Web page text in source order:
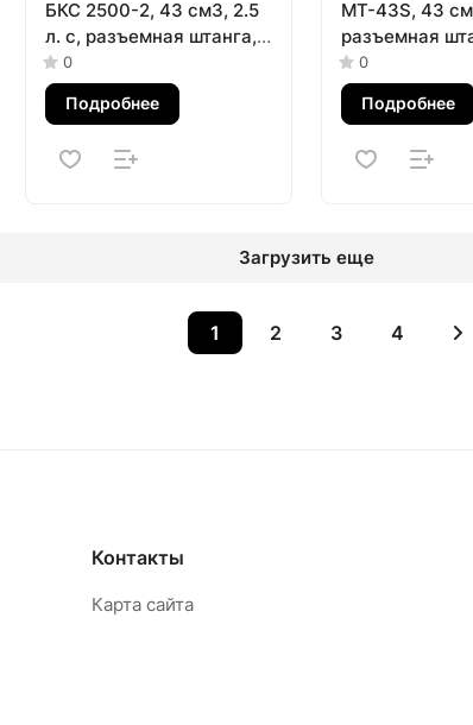
БКС 2500-2, 43 см3, 2.5
л. с, разъемная штанга,
состоит из 2 частей
Сибртех
0
Подробнее
MT-43S, 43
разъемная
состоит из 2
0
Подробнее
Загрузить еще
1 2 3 4
Контакты
Карта сайта